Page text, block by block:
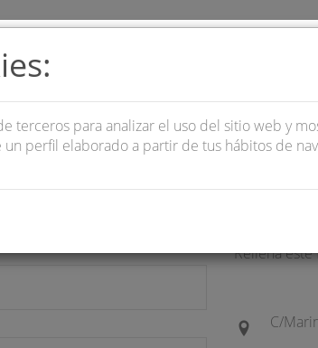
Rellena
C/
terceros para analizar el uso del sitio web y
perfil elaborado a partir de tus hábitos de